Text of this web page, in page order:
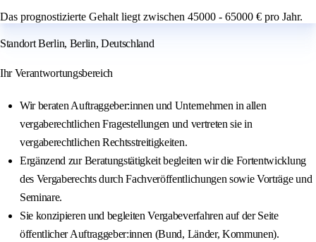
Das prognostizierte Gehalt liegt zwischen 45000 - 65000 € pro Jahr.
Standort Berlin, Berlin, Deutschland
Ihr Verantwortungsbereich
Wir beraten Auftraggeber:innen und Unternehmen in allen
vergaberechtlichen Fragestellungen und vertreten sie in
vergaberechtlichen Rechtsstreitigkeiten.
Ergänzend zur Beratungstätigkeit begleiten wir die Fortentwicklung
des Vergaberechts durch Fachveröffentlichungen sowie Vorträge und
Seminare.
Sie konzipieren und begleiten Vergabeverfahren auf der Seite
öffentlicher Auftraggeber:innen (Bund, Länder, Kommunen).